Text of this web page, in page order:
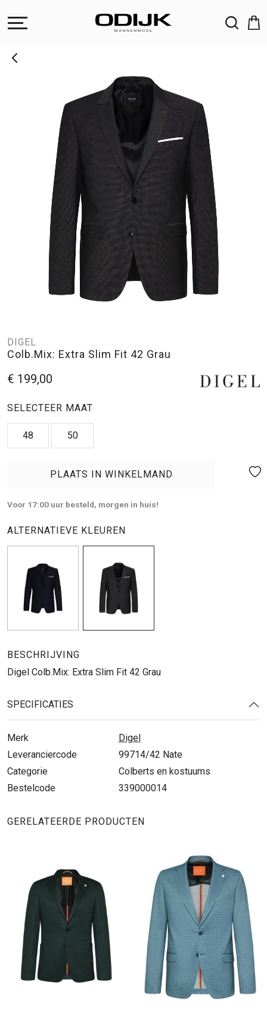
DIGEL
Colb.Mix: Extra Slim Fit 42 Grau
€ 199,00
SELECTEER MAAT
48 50
PLAATS IN WINKELMAND
Voor 17:00 uur besteld, morgen in huis!
ALTERNATIEVE KLEUREN
BESCHRIJVING
Digel Colb.Mix: Extra Slim Fit 42 Grau
SPECIFICATIES
Merk
Digel
Leveranciercode
99714/42 Nate
Categorie
Colberts en kostuums
Bestelcode
339000014
GERELATEERDE PRODUCTEN